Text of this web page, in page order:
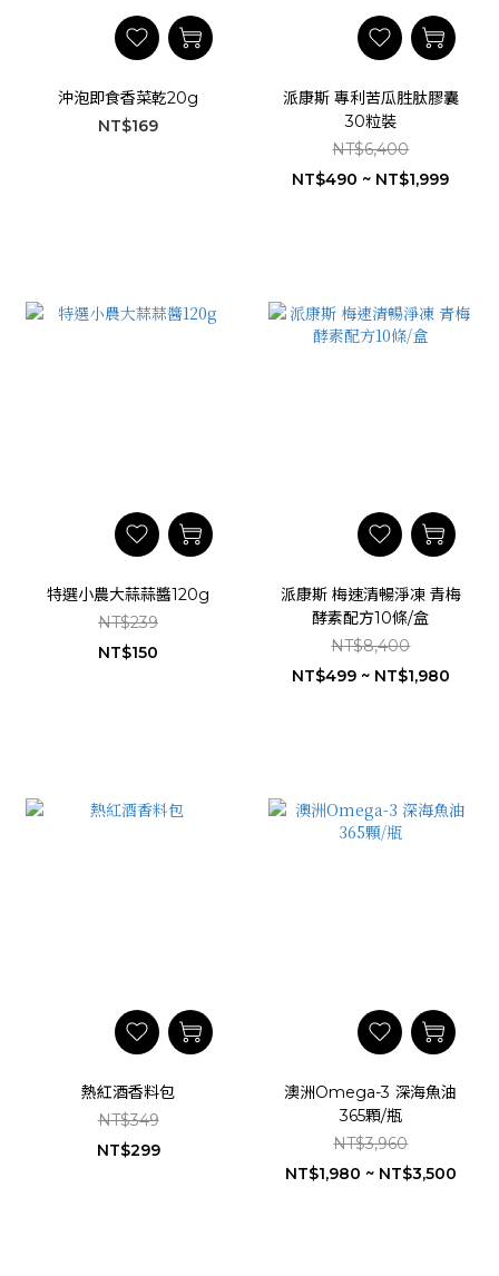
沖泡即食香菜乾20g
NT$169
派康斯 專利苦瓜胜肽膠囊
30粒裝
NT$6,400
NT$490 ~ NT$1,999
特選小農大蒜蒜醬120g
NT$239
NT$150
派康斯 梅速清暢淨凍 青梅
酵素配方10條/盒
NT$8,400
NT$499 ~ NT$1,980
熱紅酒香料包
NT$349
NT$299
澳洲Omega-3 深海魚油
365顆/瓶
NT$3,960
NT$1,980 ~ NT$3,500